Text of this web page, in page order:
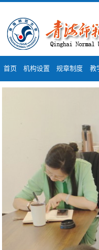
首页 机构设置 规章制度 教